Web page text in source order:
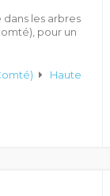
les arbres
pour un
Haute